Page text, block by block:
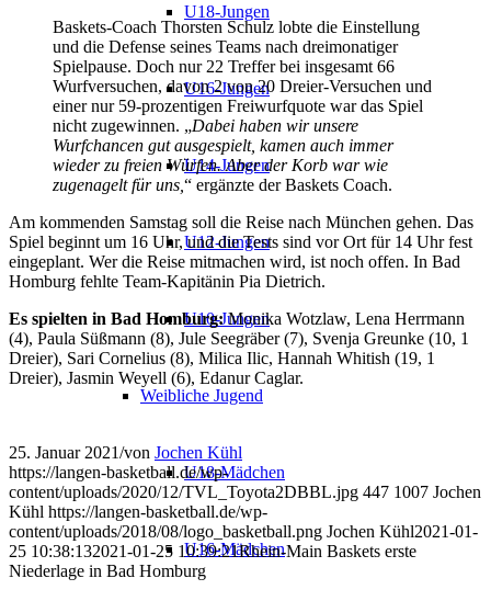
U18-Jungen
U16-Jungen
U14-Jungen
U12-Jungen
U10-Jungen
Weibliche Jugend
U18-Mädchen
U16-Mädchen
Baskets-Coach Thorsten Schulz lobte die Einstellung
und die Defense seines Teams nach dreimonatiger
Spielpause. Doch nur 22 Treffer bei insgesamt 66
Wurfversuchen, davon 2 von 20 Dreier-Versuchen und
einer nur 59-prozentigen Freiwurfquote war das Spiel
nicht zugewinnen. „Dabei haben wir unsere
Wurfchancen gut ausgespielt, kamen auch immer
wieder zu freien Würfen. Aber der Korb war wie
zugenagelt für uns, “ ergänzte der Baskets Coach.
Am kommenden Samstag soll die Reise nach München gehen. Das
Spiel beginnt um 16 Uhr, und die Tests sind vor Ort für 14 Uhr fest
eingeplant. Wer die Reise mitmachen wird, ist noch offen. In Bad
Homburg fehlte Team-Kapitänin Pia Dietrich.
Es spielten in Bad Homburg:Monika Wotzlaw, Lena Herrmann
(4), Paula Süßmann (8), Jule Seegräber (7), Svenja Greunke (10, 1
Dreier), Sari Cornelius (8), Milica Ilic, Hannah Whitish (19, 1
Dreier), Jasmin Weyell (6), Edanur Caglar.
25. Januar 2021/von Jochen Kühl
https://langen-basketball.de/wp-
content/uploads/2020/12/TVL_Toyota2DBBL.jpg 447 1007 Jochen
Kühl https://langen-basketball.de/wp-
content/uploads/2018/08/logo_basketball.png Jochen Kühl2021-01-
25 10:38:132021-01-25 10:39:21Rhein-Main Baskets erste
Niederlage in Bad Homburg